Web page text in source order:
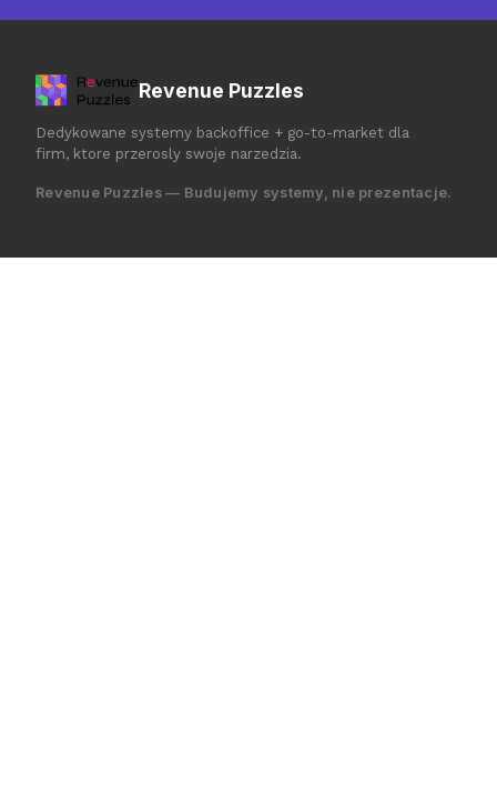
Revenue Puzzles
Dedykowane systemy backoffice + go-to-market dla
firm, ktore przerosly swoje narzedzia.
Revenue Puzzles — Budujemy systemy, nie prezentacje.